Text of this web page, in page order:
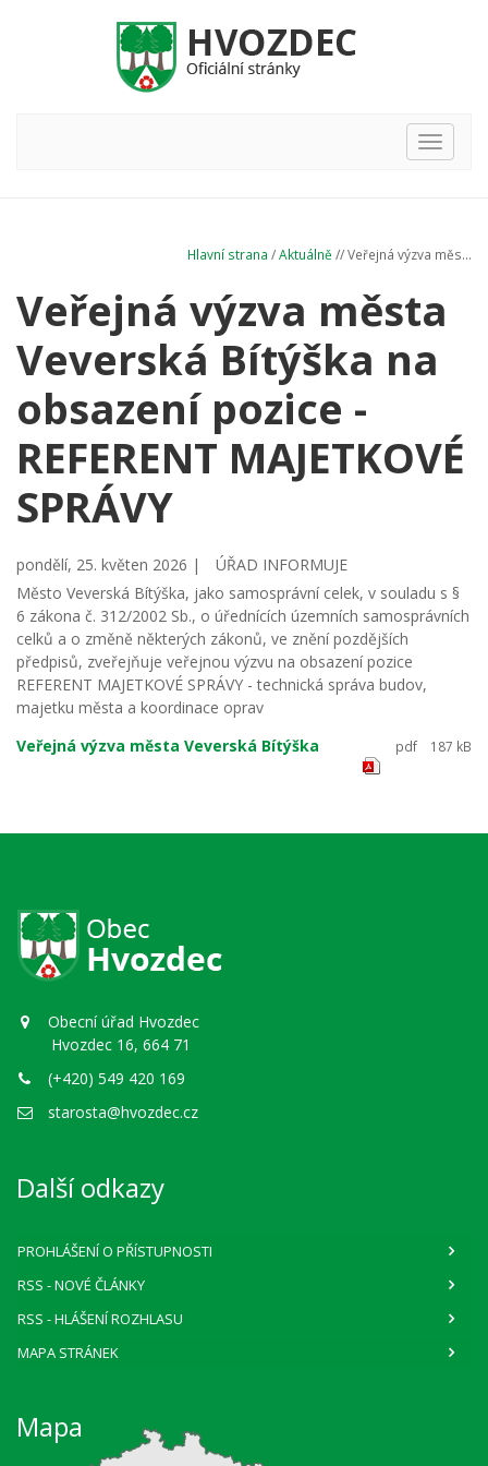
Hlavní
nabídka
Hlavní strana /Aktuálně // Veřejná výzva měs...
Veřejná výzva města
Veverská Bítýška na
obsazení pozice -
REFERENT MAJETKOVÉ
SPRÁVY
pondělí, 25. květen 2026 |
ÚŘAD INFORMUJE
Město Veverská Bítýška, jako samosprávní celek, v souladu s §
6 zákona č. 312/2002 Sb., o úřednících územních samosprávních
celků a o změně některých zákonů, ve znění pozdějších
předpisů, zveřejňuje veřejnou výzvu na obsazení pozice
REFERENT MAJETKOVÉ SPRÁVY - technická správa budov,
majetku města a koordinace oprav
Veřejná výzva města Veverská Bítýška
pdf 187 kB
Obecní úřad Hvozdec
Hvozdec 16, 664 71
(+420) 549 420 169
starosta@hvozdec.cz
Další odkazy
PROHLÁŠENÍ O PŘÍSTUPNOSTI
RSS - NOVÉ ČLÁNKY
RSS - HLÁŠENÍ ROZHLASU
MAPA STRÁNEK
Mapa